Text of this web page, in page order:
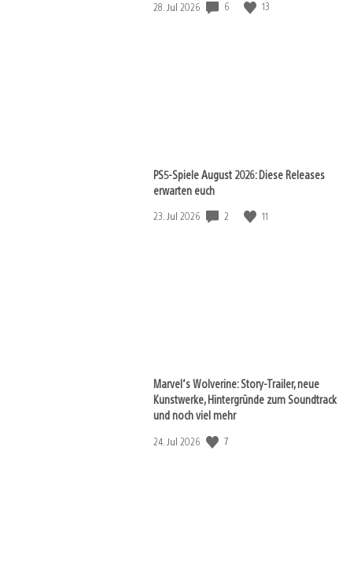
Veröffentlichungsdatum:
28. Jul 2026 6 13
PS5-Spiele August 2026: Diese Releases
erwarten euch
Veröffentlichungsdatum:
23. Jul 2026 2 11
Marvel‘s Wolverine: Story-Trailer, neue
Kunstwerke, Hintergründe zum Soundtrack
und noch viel mehr
Veröffentlichungsdatum:
24. Jul 2026 7